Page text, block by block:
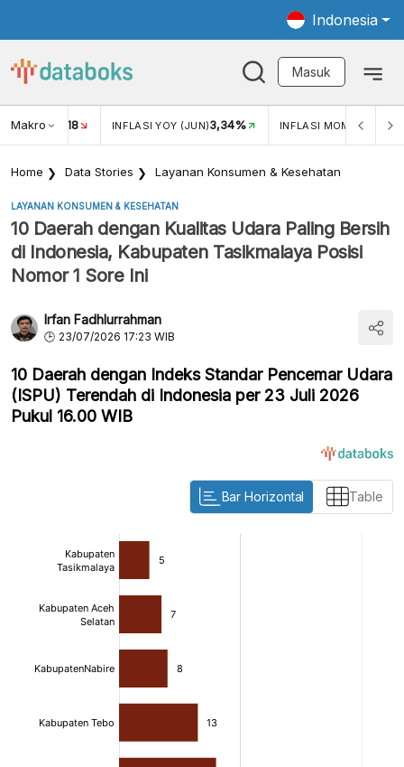
Indonesia
Masuk
Makro
USD/IDR 18 INFLASI YOY (JUN)3,34% INFLASI MOM (JUN)
Home Data Stories Layanan Konsumen & Kesehatan
LAYANAN KONSUMEN & KESEHATAN
10 Daerah dengan Kualitas Udara Paling Bersih
di Indonesia, Kabupaten Tasikmalaya Posisi
Nomor 1 Sore Ini
Irfan Fadhlurrahman
23/07/2026 17:23 WIB
10 Daerah dengan Indeks Standar Pencemar Udara
(ISPU) Terendah di Indonesia per 23 Juli 2026
Pukul 16.00 WIB
Bar Horizontal Table